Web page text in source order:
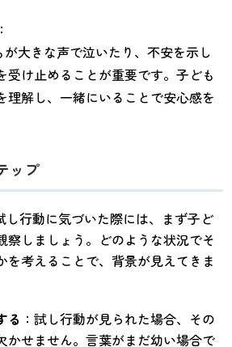
：
が大きな声で泣いたり、不安を示し
受け止めることが重要です。子ども
理解し、一緒にいることで安心感を
ップ
し行動に気づいた際には、まず子ど
察しましょう。どのような状況でそ
を考えることで、背景が見えてきま
る ：試し行動が見られた場合、その
かせません。言葉がまだ幼い場合で